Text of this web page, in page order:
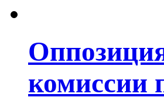
комиссии